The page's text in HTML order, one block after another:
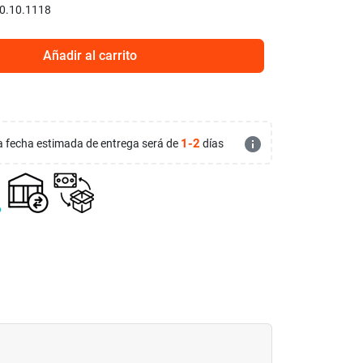
Añadir al carrito
fecha estimada de entrega será de 1-2 días info